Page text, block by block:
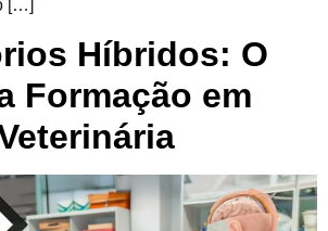
[…]
Híbridos: O
Formação em